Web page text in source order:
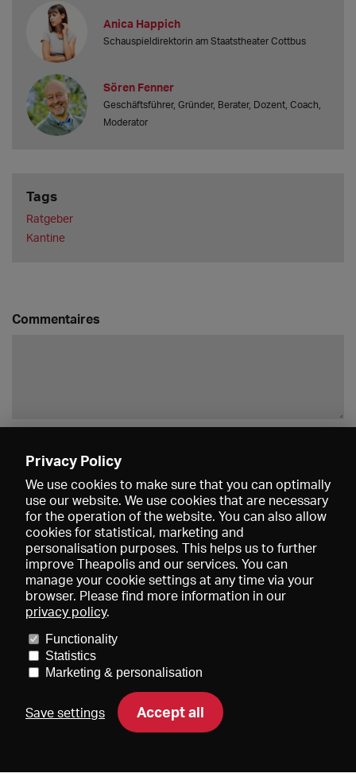
Anica Happich
Schauspieldirektorin am Staatstheater Cottbus
Sören Fenner
Geschäftsführer, Gründer, Berater, Dozent, Coach,
Moderator
Tags
Ratgeber
Kantine
Commentaires
Données médiatiques
Conditions générales de vente
Contact
Aide Newsletter
Privacy Policy
We use cookies to make sure that you can optimally
use our website. We use cookies that are necessary
for the operation of the website. You can also allow
cookies for statistical, marketing and
personalisation purposes. This helps us to further
improve Theapolis and our services. You can
manage your cookie settings at any time via your
browser. Please find more information in our
privacy policy.
Functionality
Statistics
Marketing & personalisation
Save settings Accept all